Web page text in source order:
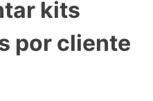
kits
por cliente